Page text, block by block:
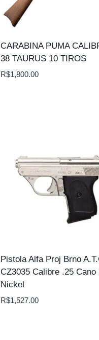
CARABINA PUMA
38 TAURUS 10 TIROS
R$1,800.00
Pistola Alfa Proj Brno
CZ3035 Calibre .25 Cano
Nickel
R$1,527.00